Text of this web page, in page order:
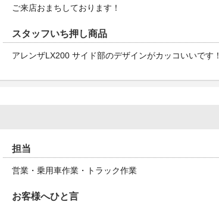
ご来店おまちしております！
スタッフいち押し商品
アレンザLX200 サイド部のデザインがカッコいいです！
担当
営業・乗用車作業・トラック作業
お客様へひと言